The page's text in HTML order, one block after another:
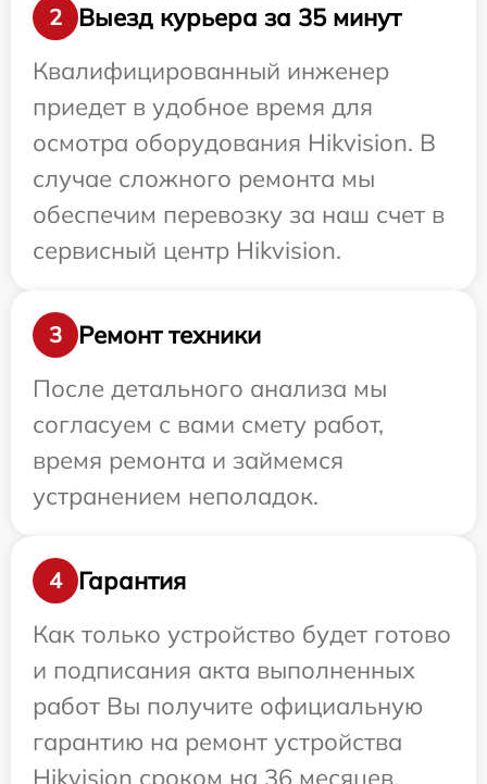
2
Выезд курьера за 35 минут
Квалифицированный инженер
приедет в удобное время для
осмотра оборудования Hikvision. В
случае сложного ремонта мы
обеспечим перевозку за наш счет в
сервисный центр Hikvision.
3
Ремонт техники
После детального анализа мы
согласуем с вами смету работ,
время ремонта и займемся
устранением неполадок.
4
Гарантия
Как только устройство будет готово
и подписания акта выполненных
работ Вы получите официальную
гарантию на ремонт устройства
Hikvision сроком на 36 месяцев.